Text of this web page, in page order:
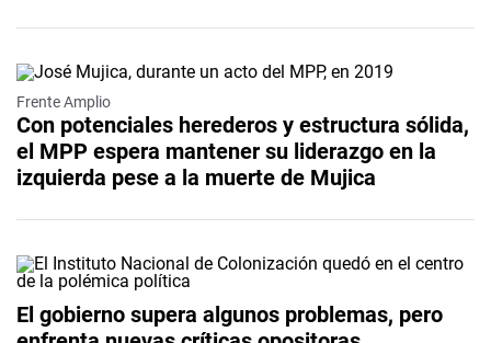
Frente Amplio
Con potenciales herederos y estructura sólida,
el MPP espera mantener su liderazgo en la
izquierda pese a la muerte de Mujica
El gobierno supera algunos problemas, pero